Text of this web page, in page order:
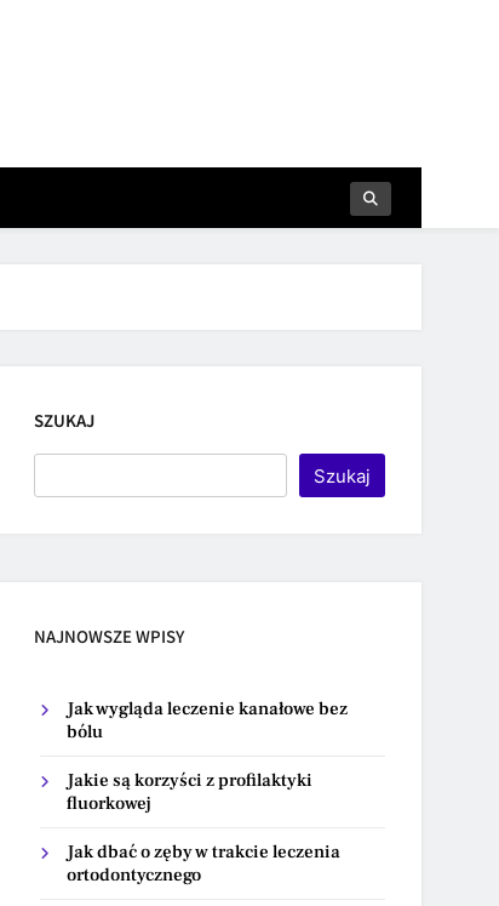
SZUKAJ
Szukaj
NAJNOWSZE WPISY
Jak wygląda leczenie kanałowe bez
bólu
Jakie są korzyści z profilaktyki
fluorkowej
Jak dbać o zęby w trakcie leczenia
ortodontycznego